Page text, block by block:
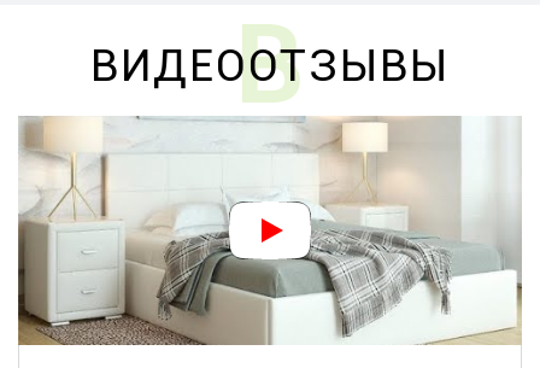
В
ВИДЕООТЗЫВЫ